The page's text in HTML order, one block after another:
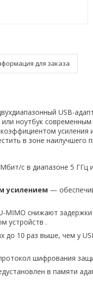
для заказа
USB-
ноутбук
усиления
в зоне наилучшего
с в диапазоне 5 ГГц
усилением —
MIMO снижают
устройств .
до 10 раз выше, чем у
шифрования
в памяти